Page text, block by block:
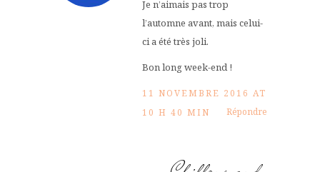
Je n’aimais pas trop
l’automne avant, mais celui-
ci a été très joli.
Bon long week-end !
11 NOVEMBRE 2016 AT
10 H 40 MIN
Répondre